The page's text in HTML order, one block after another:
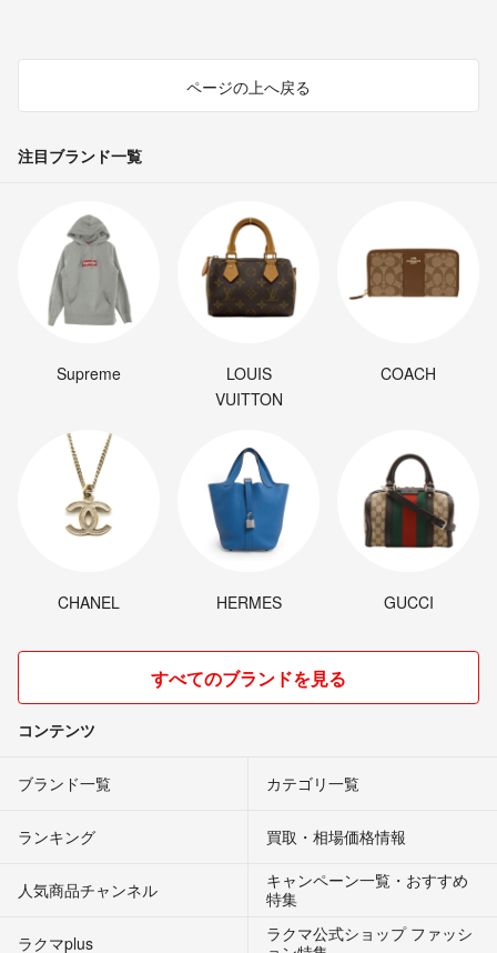
ページの上へ戻る
注目ブランド一覧
Supreme
LOUIS
VUITTON
COACH
CHANEL HERMES GUCCI
すべてのブランドを見る
コンテンツ
ブランド一覧 カテゴリ一覧
ランキング 買取・相場価格情報
人気商品チャンネル
キャンペーン一覧・おすすめ
特集
ラクマplus
ラクマ公式ショップ ファッシ